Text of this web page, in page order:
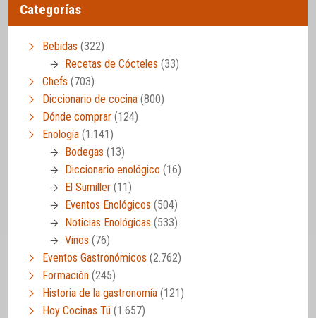
Categorías
Bebidas (322)
Recetas de Cócteles (33)
Chefs (703)
Diccionario de cocina (800)
Dónde comprar (124)
Enología (1.141)
Bodegas (13)
Diccionario enológico (16)
El Sumiller (11)
Eventos Enológicos (504)
Noticias Enológicas (533)
Vinos (76)
Eventos Gastronómicos (2.762)
Formación (245)
Historia de la gastronomía (121)
Hoy Cocinas Tú (1.657)